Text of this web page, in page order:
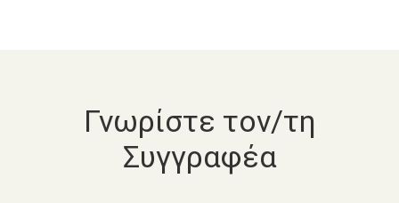
Γνωρίστε τον/τη
Συγγραφέα